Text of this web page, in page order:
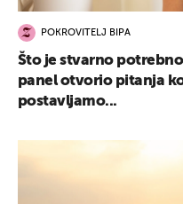
POKROVITELJ BIPA
Što je stvarno
panel otvorio pitanja
postavljamo...